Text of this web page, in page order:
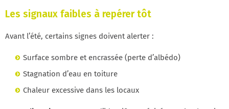
Les signaux faibles à repérer tôt
Avant l’été, certains signes doivent alerter :
Surface sombre et encrassée (perte d’albédo)
Stagnation d’eau en toiture
Chaleur excessive dans les locaux